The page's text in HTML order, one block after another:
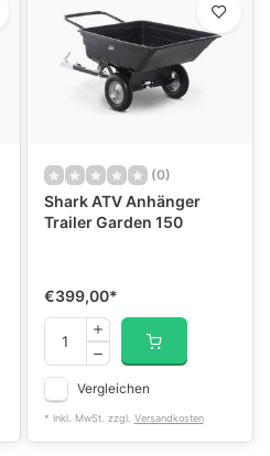
(0)
Shark ATV Anhänger
Trailer Garden 150
€399,00*
Vergleichen
* Inkl. MwSt. zzgl. Versandkosten